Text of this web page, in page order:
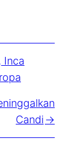
Inca
Candi